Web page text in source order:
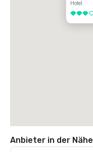
Hotel
3 von 5
Anbieter in der Nähe